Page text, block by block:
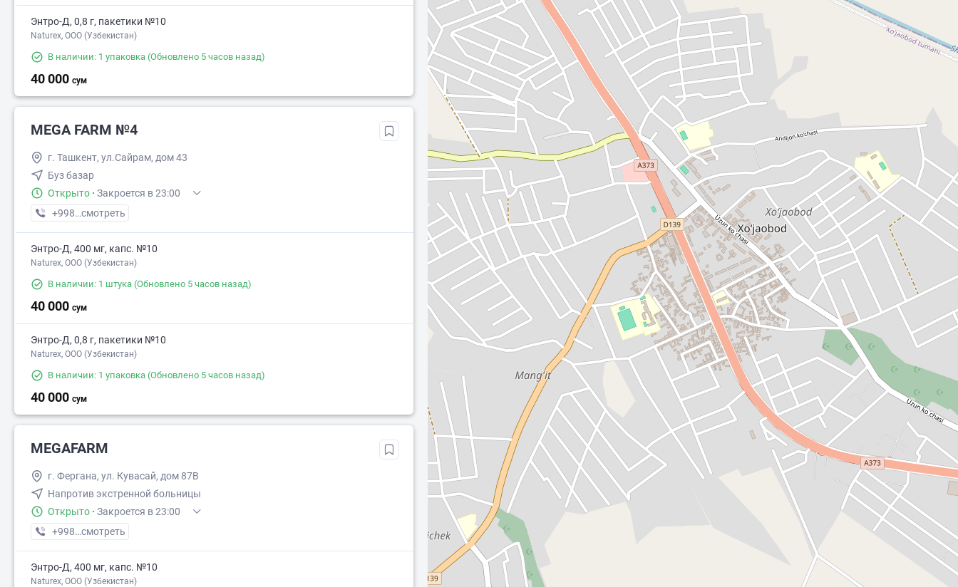
Энтро-Д, 0,8 г, пакетики №10
Naturex, OOO (Узбекистан)
В наличии: 1 упаковка (Обновлено 5 часов назад)
40 000 сум
MEGA FARM №4
г. Ташкент, ул.Сайрам, дом 43
Буз базар
Открыто · Закроется в 23:00
+998 (55) XXX-XX-XX
смотреть
Энтро-Д, 400 мг, капс. №10
Naturex, OOO (Узбекистан)
В наличии: 1 штука (Обновлено 5 часов назад)
40 000 сум
Энтро-Д, 0,8 г, пакетики №10
Naturex, OOO (Узбекистан)
В наличии: 1 упаковка (Обновлено 5 часов назад)
40 000 сум
MEGAFARM
г. Фергана, ул. Кувасай, дом 87В
Напротив экстренной больницы
Открыто · Закроется в 23:00
+998 (97) XXX-XX-XX
смотреть
Энтро-Д, 400 мг, капс. №10
Naturex, OOO (Узбекистан)